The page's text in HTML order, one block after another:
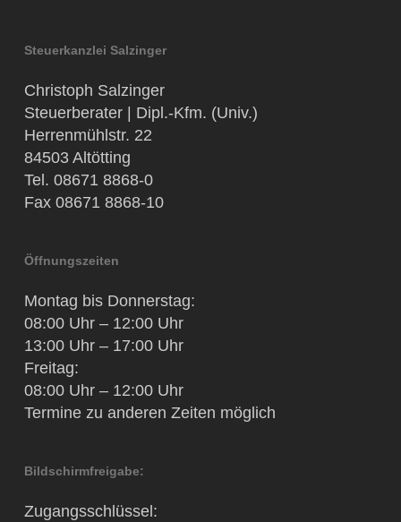
Steuerkanzlei Salzinger
Christoph Salzinger
Steuerberater | Dipl.-Kfm. (Univ.)
Herrenmühlstr. 22
84503 Altötting
Tel. 08671 8868-0
Fax 08671 8868-10
Öffnungszeiten
Montag bis Donnerstag:
08:00 Uhr – 12:00 Uhr
13:00 Uhr – 17:00 Uhr
Freitag:
08:00 Uhr – 12:00 Uhr
Termine zu anderen Zeiten möglich
Bildschirmfreigabe:
Zugangsschlüssel: